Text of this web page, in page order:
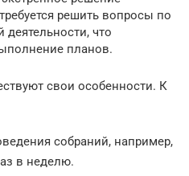
решить вопросы по
что
планов.
свои особенности. К
собраний, например,
в неделю.